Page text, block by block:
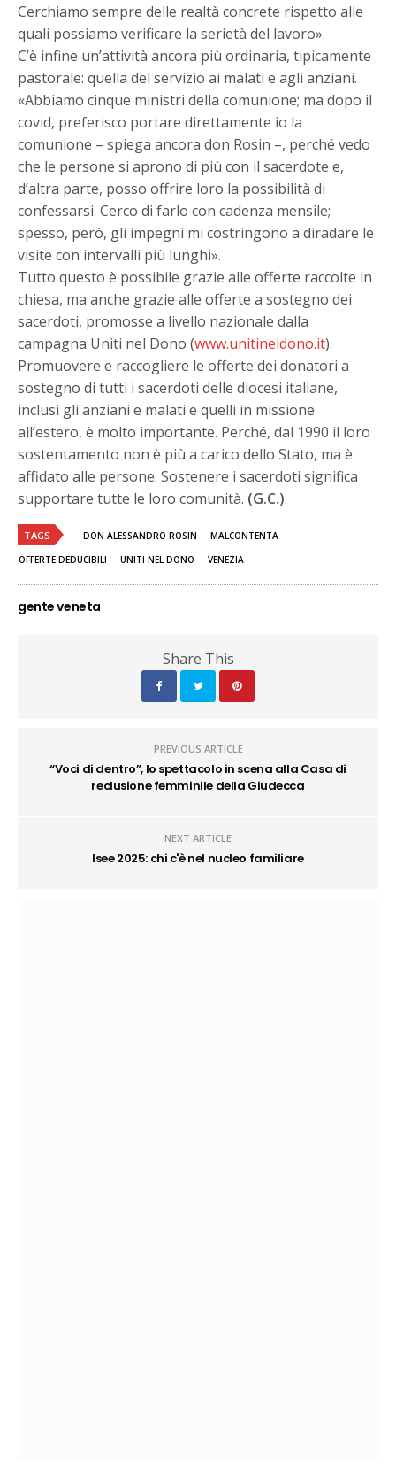
Cerchiamo sempre delle realtà concrete rispetto alle
quali possiamo verificare la serietà del lavoro».
C’è infine un’attività ancora più ordinaria, tipicamente
pastorale: quella del servizio ai malati e agli anziani.
«Abbiamo cinque ministri della comunione; ma dopo il
covid, preferisco portare direttamente io la
comunione – spiega ancora don Rosin –, perché vedo
che le persone si aprono di più con il sacerdote e,
d’altra parte, posso offrire loro la possibilità di
confessarsi. Cerco di farlo con cadenza mensile;
spesso, però, gli impegni mi costringono a diradare le
visite con intervalli più lunghi».
Tutto questo è possibile grazie alle offerte raccolte in
chiesa, ma anche grazie alle offerte a sostegno dei
sacerdoti, promosse a livello nazionale dalla
campagna Uniti nel Dono (www.unitineldono.it).
Promuovere e raccogliere le offerte dei donatori a
sostegno di tutti i sacerdoti delle diocesi italiane,
inclusi gli anziani e malati e quelli in missione
all’estero, è molto importante. Perché, dal 1990 il loro
sostentamento non è più a carico dello Stato, ma è
affidato alle persone. Sostenere i sacerdoti significa
supportare tutte le loro comunità. (G.C.)
TAGS DON ALESSANDRO ROSIN
MALCONTENTA
OFFERTE DEDUCIBILI
UNITI NEL DONO VENEZIA
gente veneta
Share This
PREVIOUS ARTICLE
“Voci di dentro”, lo spettacolo in scena alla Casa di
reclusione femminile della Giudecca
NEXT ARTICLE
Isee 2025: chi c'è nel nucleo familiare